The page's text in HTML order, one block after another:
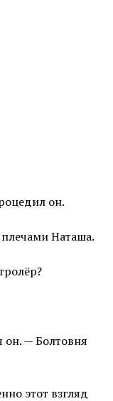
он.
Наташа.
он. — Болтовня
этот взгляд